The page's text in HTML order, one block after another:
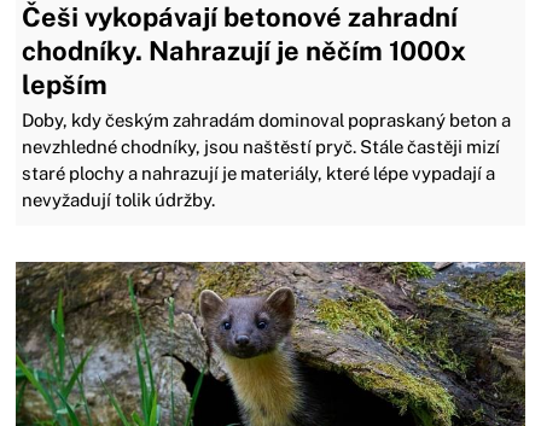
Češi vykopávají betonové zahradní
chodníky. Nahrazují je něčím 1000x
lepším
Doby, kdy českým zahradám dominoval popraskaný beton a
nevzhledné chodníky, jsou naštěstí pryč. Stále častěji mizí
staré plochy a nahrazují je materiály, které lépe vypadají a
nevyžadují tolik údržby.